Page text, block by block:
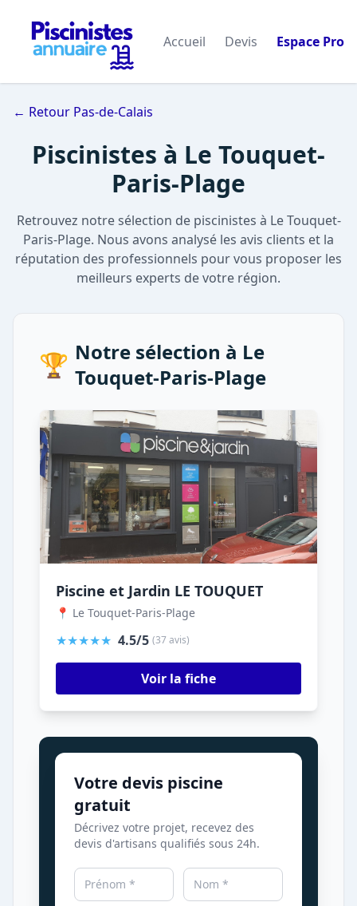
Accueil Devis Espace Pro
← Retour Pas-de-Calais
Piscinistes à Le Touquet-
Paris-Plage
Retrouvez notre sélection de piscinistes à Le Touquet-
Paris-Plage. Nous avons analysé les avis clients et la
réputation des professionnels pour vous proposer les
meilleurs experts de votre région.
🏆 Notre sélection à Le
Touquet-Paris-Plage
Piscine et Jardin LE TOUQUET
📍 Le Touquet-Paris-Plage
★★★★★ 4.5/5 (37 avis)
Voir la fiche
Votre devis piscine
gratuit
Décrivez votre projet, recevez des
devis d'artisans qualifiés sous 24h.